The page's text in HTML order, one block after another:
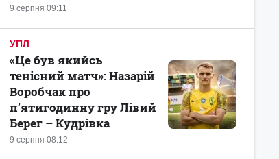
9 серпня 09:11
УПЛ
9 серпня 08:12
«Це був якийсь
тенісний матч»: Назарій
Воробчак про
п’ятигодинну гру Лівий
Берег – Кудрівка